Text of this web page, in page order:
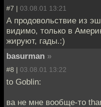
#7 | 03.08.01 13:21
А продовольствие из
видимо, только в
жируют, гады.:)
basurman »
#8 | 03.08.01 13:22
to Goblin:
ва не мне вообще-то